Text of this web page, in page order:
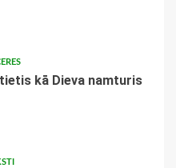
kā Dieva namturis